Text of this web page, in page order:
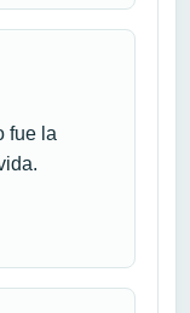
fue la